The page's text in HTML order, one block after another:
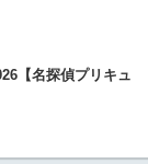
【名探偵プリキュ